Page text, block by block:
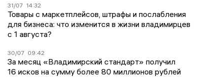
31/07 14:32
Товары с маркетплейсов, штрафы и послабления
для бизнеса: что изменится в жизни владимирцев
с 1 августа?
30/07 09:42
За месяц «Владимирский стандарт» получил
16 исков на сумму более 80 миллионов рублей